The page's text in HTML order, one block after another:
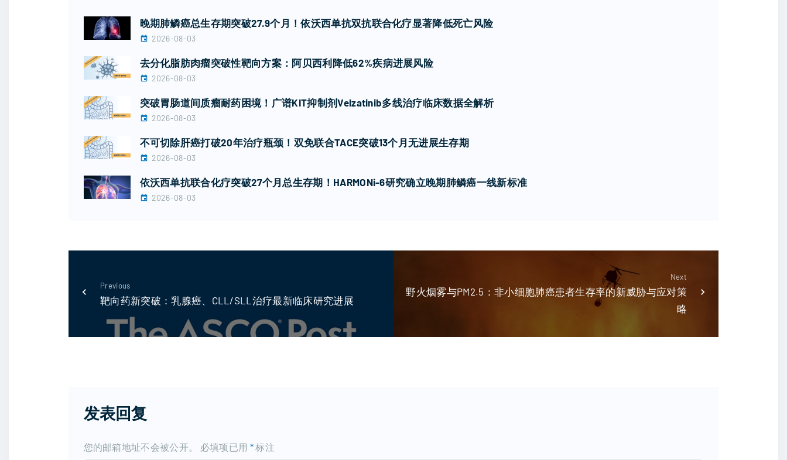
晚期肺鳞癌总生存期突破27.9个月！依沃西单抗双抗联合化疗显著降低死亡风险
2026-08-03
去分化脂肪肉瘤突破性靶向方案：阿贝西利降低62%疾病进展风险
2026-08-03
突破胃肠道间质瘤耐药困境！广谱KIT抑制剂Velzatinib多线治疗临床数据全解析
2026-08-03
不可切除肝癌打破20年治疗瓶颈！双免联合TACE突破13个月无进展生存期
2026-08-03
依沃西单抗联合化疗突破27个月总生存期！HARMONi-6研究确立晚期肺鳞癌一线新标准
2026-08-03
Previous
靶向药新突破：乳腺癌、CLL/SLL治疗最新临床研究进展
Next
野火烟雾与PM2.5：非小细胞肺癌患者生存率的新威胁与应对策
略
发表回复
您的邮箱地址不会被公开。 必填项已用 *标注